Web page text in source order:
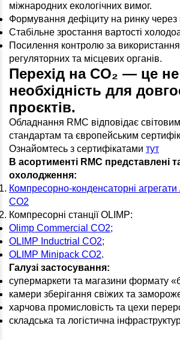
міжнародних екологічних вимог.
Формування дефіциту на ринку через
Стабільне зростання вартості
Посилення контролю за
регуляторних та місцевих органів.
Перехід на CO₂ — це
необхідність для
проєктів.
Обладнання RMC відповідає
стандартам та європейським
Ознайомтесь з сертифікатами тут
В асортименті RMC представлені
охолодження:
Компресорно-конденсаторні
CO2
Компресорні станції OLIMP:
Olimp Commercial CO2;
OLIMP Inductrial CO2;
OLIMP Minipack CO2.
Галузі застосування:
супермаркети та магазини формату
камери зберігання свіжих та
харчова промисловість та цехи
складська та логістична